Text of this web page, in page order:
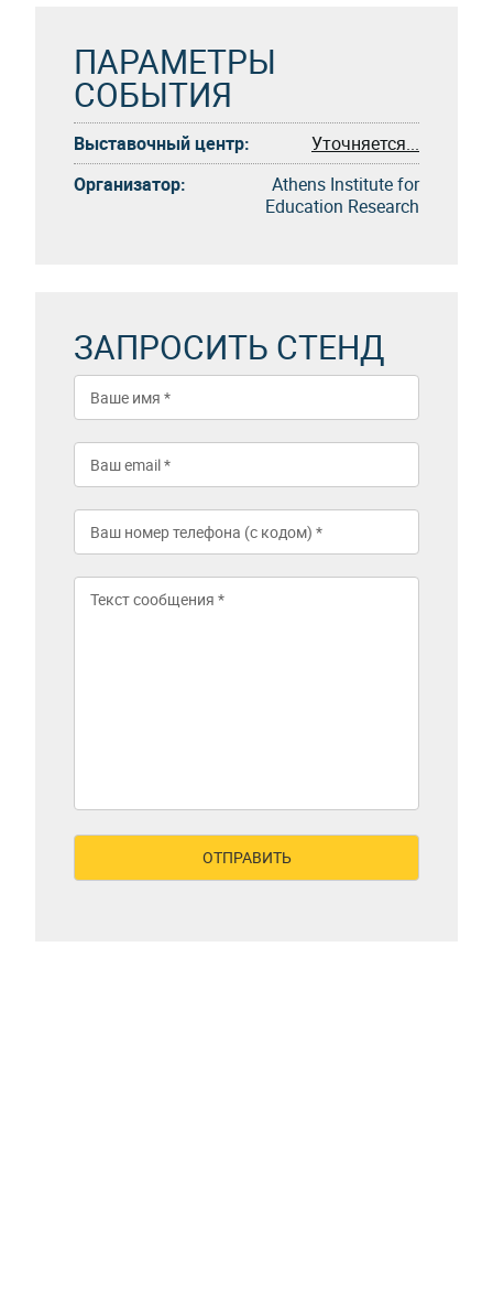
ПАРАМЕТРЫ
СОБЫТИЯ
Выставочный центр:
Уточняется...
Организатор:
Athens Institute for
Education Research
ЗАПРОСИТЬ СТЕНД